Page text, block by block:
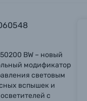
BW – новый
модификатор
световым
вспышек и
с